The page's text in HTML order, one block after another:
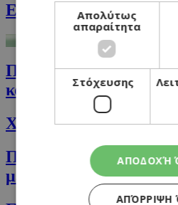
Εύγευστο pork belly
Παναρισμένα μπούτια
κουμανταρίας
Xούμους με πικάντικη
Πικάντικη σαλάτα
μεξικάνικη σάλτσα
Απολύτως
απαραίτητα
Στόχευσης
ΑΠΟΔΟΧΉ
ΑΠΌΡΡΙΨΗ